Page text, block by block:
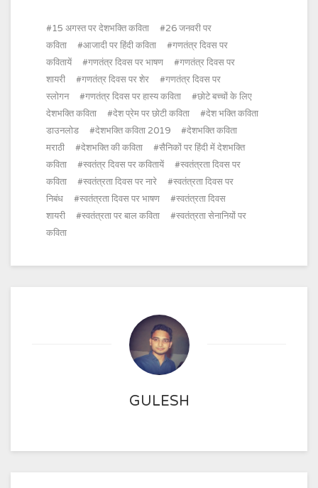
15 अगस्त पर देशभक्ति कविता
26 जनवरी पर
कविता
आजादी पर हिंदी कविता
गणतंत्र दिवस पर
कवितायें
गणतंत्र दिवस पर भाषण
गणतंत्र दिवस पर
शायरी
गणतंत्र दिवस पर शेर
गणतंत्र दिवस पर
स्लोगन
गणतंत्र दिवस पर हास्य कविता
छोटे बच्चों के लिए
देशभक्ति कविता
देश प्रेम पर छोटी कविता
देश भक्ति कविता
डाउनलोड
देशभक्ति कविता 2019
देशभक्ति कविता
मराठी
देशभक्ति की कविता
सैनिकों पर हिंदी में देशभक्ति
कविता
स्वतंत्र दिवस पर कवितायें
स्वतंत्रता दिवस पर
कविता
स्वतंत्रता दिवस पर नारे
स्वतंत्रता दिवस पर
निबंध
स्वतंत्रता दिवस पर भाषण
स्वतंत्रता दिवस
शायरी
स्वतंत्रता पर बाल कविता
स्वतंत्रता सेनानियों पर
कविता
GULESH